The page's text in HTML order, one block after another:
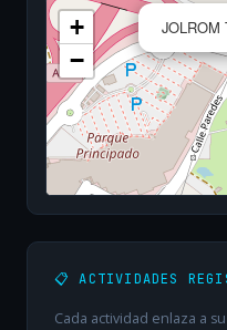
JOLROM
+
−
📋 ACTIVIDADES
Cada actividad enlaza a